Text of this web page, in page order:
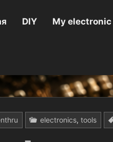
DIY My
electronics, tools